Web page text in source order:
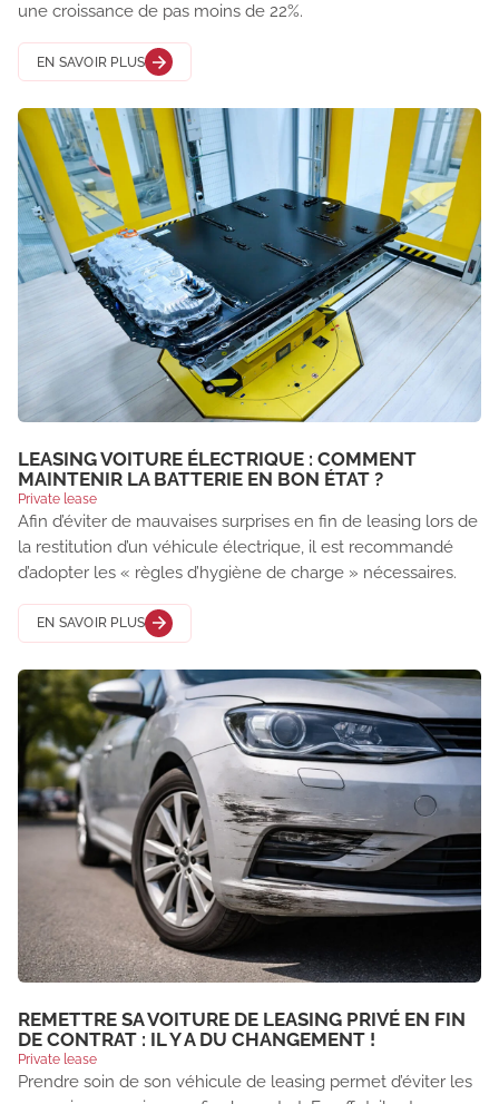
une croissance de pas moins de 22%.
EN SAVOIR PLUS
LEASING VOITURE ÉLECTRIQUE : COMMENT
MAINTENIR LA BATTERIE EN BON ÉTAT ?
Private lease
Afin d’éviter de mauvaises surprises en fin de leasing lors de
la restitution d’un véhicule électrique, il est recommandé
d’adopter les « règles d’hygiène de charge » nécessaires.
EN SAVOIR PLUS
REMETTRE SA VOITURE DE LEASING PRIVÉ EN FIN
DE CONTRAT : IL Y A DU CHANGEMENT !
Private lease
Prendre soin de son véhicule de leasing permet d’éviter les